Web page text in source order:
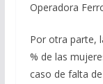
Operadora
Por otra parte,
% de las
caso de falta